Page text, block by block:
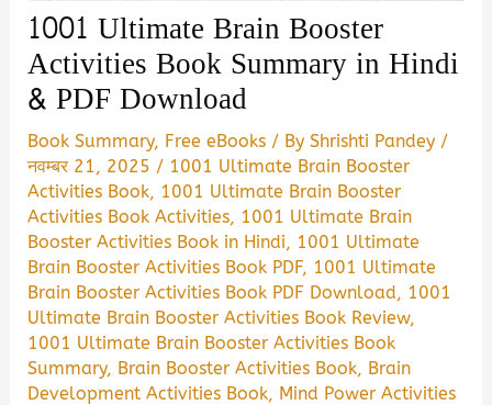
1001 Ultimate Brain Booster
Activities Book Summary in Hindi
& PDF Download
Book Summary, Free eBooks / ByShrishti Pandey /
नवम्बर 21, 2025 / 1001 Ultimate Brain Booster
Activities Book, 1001 Ultimate Brain Booster
Activities Book Activities, 1001 Ultimate Brain
Booster Activities Book in Hindi, 1001 Ultimate
Brain Booster Activities Book PDF, 1001 Ultimate
Brain Booster Activities Book PDF Download, 1001
Ultimate Brain Booster Activities Book Review,
1001 Ultimate Brain Booster Activities Book
Summary, Brain Booster Activities Book, Brain
Development Activities Book, Mind Power Activities